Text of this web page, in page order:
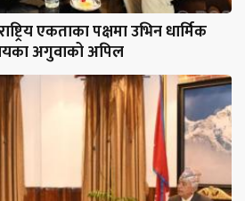
एकताका पक्षमा उभिन धार्मिक
अगुवाको अपिल